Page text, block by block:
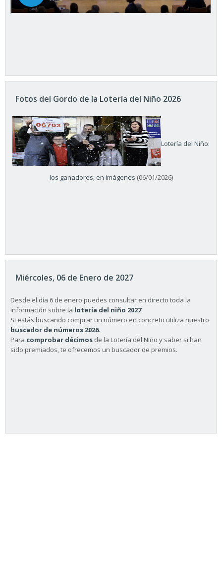
Fotos del Gordo de la Lotería del Niño 2026
Lotería del Niño:
los ganadores, en imágenes (06/01/2026)
Miércoles, 06 de Enero de 2027
Desde el día 6 de enero puedes consultar en directo toda la
información sobre la lotería del niño 2027
Si estás buscando comprar un número en concreto utiliza nuestro
buscador de números 2026.
Para comprobar décimos de la Lotería del Niño y saber si han
sido premiados, te ofrecemos un buscador de premios.